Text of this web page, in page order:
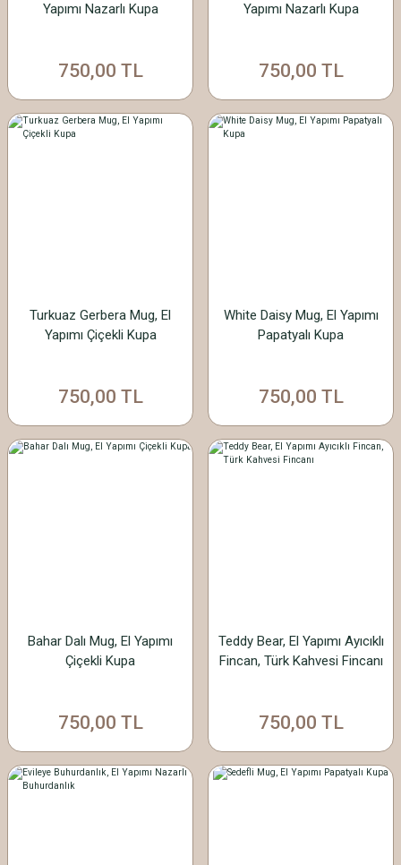
Yapımı Nazarlı Kupa
750,00 TL
Yapımı Nazarlı Kupa
750,00 TL
Turkuaz Gerbera Mug, El
Yapımı Çiçekli Kupa
750,00 TL
White Daisy Mug, El Yapımı
Papatyalı Kupa
750,00 TL
Bahar Dalı Mug, El Yapımı
Çiçekli Kupa
750,00 TL
Teddy Bear, El Yapımı Ayıcıklı
Fincan, Türk Kahvesi Fincanı
750,00 TL